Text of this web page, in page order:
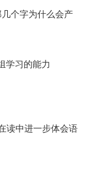
几个字为什么会产
学习的能力
读中进一步体会语